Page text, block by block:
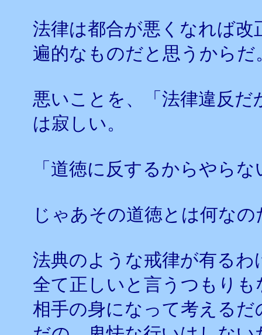
法律は都合が悪くなれば
遍的なものだと思うからだ
悪いことを、「法律違反
は寂しい。
「道徳に反するからやら
じゃあその道徳とは何な
法典のような戒律が有る
全て正しいと言うつもりも
相手の身になって考える